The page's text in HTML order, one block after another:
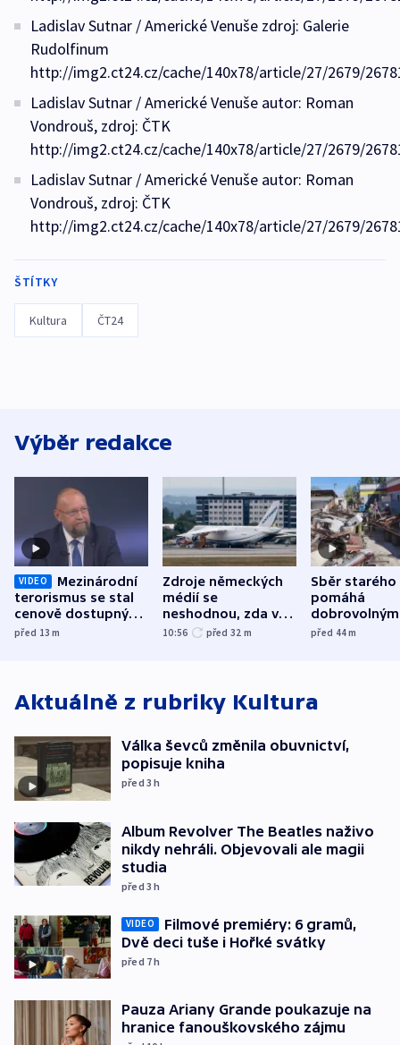
Ladislav Sutnar / Americké Venuše zdroj: Galerie
Rudolfinum
http://img2.ct24.cz/cache/140x78/article/27/2679/
Ladislav Sutnar / Americké Venuše autor: Roman
Vondrouš, zdroj: ČTK
http://img2.ct24.cz/cache/140x78/article/27/2679/
Ladislav Sutnar / Americké Venuše autor: Roman
Vondrouš, zdroj: ČTK
http://img2.ct24.cz/cache/140x78/article/27/2679/
ŠTÍTKY
Kultura ČT24
Výběr redakce
VIDEO
Mezinárodní
terorismus se stal
cenově dostupným,
varuje Bartošek
před 13m
Zdroje německých
médií se
neshodnou, zda v
letadle ohroženém
10:56 před 32 m
Sběr starého
pomáhá
dobrovolným
hasičům
před 44m
Aktuálně z rubriky Kultura
Válka ševců změnila obuvnictví,
popisuje kniha
před 3h
Album Revolver The Beatles naživo
nikdy nehráli. Objevovali ale magii
studia
před 3h
VIDEO
Filmové premiéry: 6 gramů,
Dvě deci tuše i Hořké svátky
před 7h
Pauza Ariany Grande poukazuje na
hranice fanouškovského zájmu